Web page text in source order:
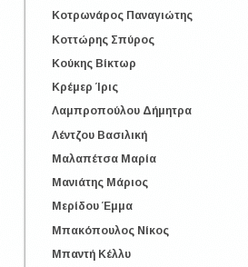
Κοτρωνάρος Παναγιώτης
Κοττώρης Σπύρος
Κούκης Βίκτωρ
Κρέμερ Ίρις
Λαμπροπούλου Δήμητρα
Λέντζου Βασιλική
Μαλαπέτσα Μαρία
Μανιάτης Μάριος
Μερίδου Έμμα
Μπακόπουλος Νίκος
Μπαντή Κέλλυ